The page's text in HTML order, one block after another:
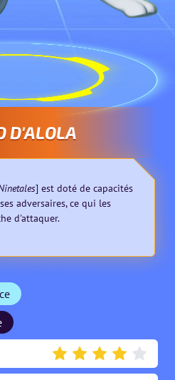
D'ALOLA
] est doté de capacités
adversaires, ce qui les
d'attaquer.